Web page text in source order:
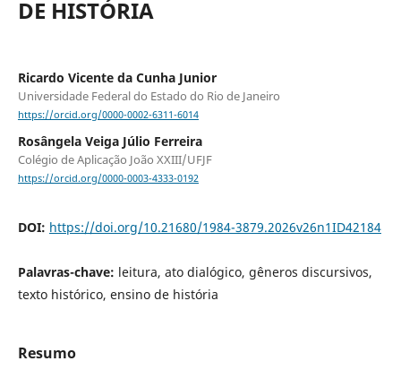
DE HISTÓRIA
Ricardo Vicente da Cunha Junior
Universidade Federal do Estado do Rio de Janeiro
https://orcid.org/0000-0002-6311-6014
Rosângela Veiga Júlio Ferreira
Colégio de Aplicação João XXIII/UFJF
https://orcid.org/0000-0003-4333-0192
DOI: https://doi.org/10.21680/1984-3879.2026v26n1ID42184
Palavras-chave: leitura, ato dialógico, gêneros discursivos,
texto histórico, ensino de história
Resumo